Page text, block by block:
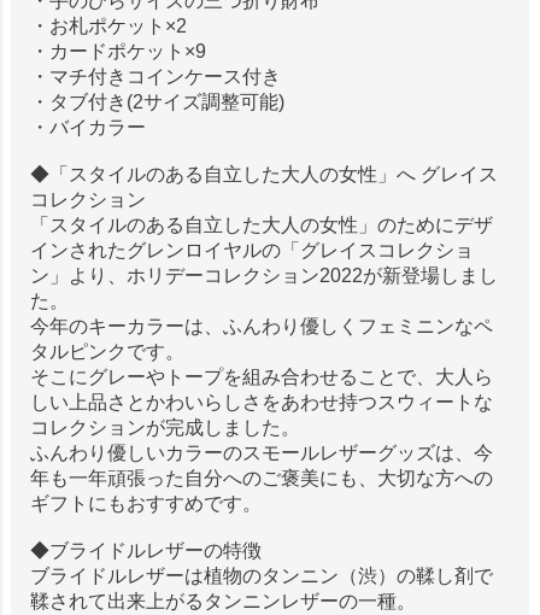
・お札ポケット×2
・カードポケット×9
・マチ付きコインケース付き
・タブ付き(2サイズ調整可能)
・バイカラー
◆「スタイルのある自立した大人の女性」へ グレイス
コレクション
「スタイルのある自立した大人の女性」のためにデザ
インされたグレンロイヤルの「グレイスコレクショ
ン」より、ホリデーコレクション2022が新登場しまし
た。
今年のキーカラーは、ふんわり優しくフェミニンなペ
タルピンクです。
そこにグレーやトープを組み合わせることで、大人ら
しい上品さとかわいらしさをあわせ持つスウィートな
コレクションが完成しました。
ふんわり優しいカラーのスモールレザーグッズは、今
年も一年頑張った自分へのご褒美にも、大切な方への
ギフトにもおすすめです。
◆ブライドルレザーの特徴
ブライドルレザーは植物のタンニン（渋）の鞣し剤で
鞣されて出来上がるタンニンレザーの一種。